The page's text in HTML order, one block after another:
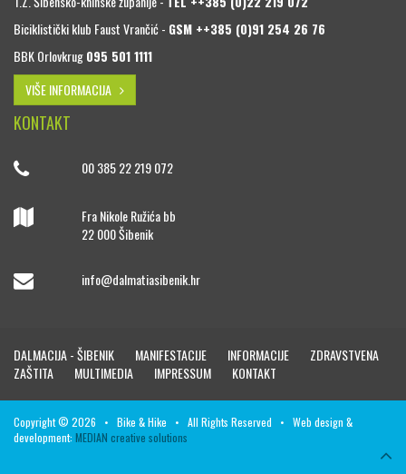
Biciklistički klub Faust Vrančić - GSM ++385 (0)91 254 26 76
BBK Orlovkrug095 501 1111
VIŠE INFORMACIJA
KONTAKT
00 385 22 219 072
Fra Nikole Ružića bb
22 000 Šibenik
info@dalmatiasibenik.hr
DALMACIJA - ŠIBENIK MANIFESTACIJE INFORMACIJE
ZDRAVSTVENA
ZAŠTITA
MULTIMEDIA IMPRESSUM KONTAKT
Copyright © 2026 • Bike & Hike • All Rights Reserved • Web design &
development: MEDIAN creative solutions